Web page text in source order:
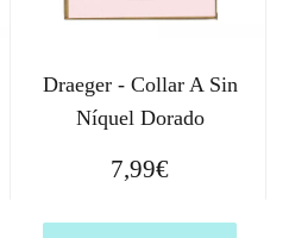
Draeger - Collar A Sin
Níquel Dorado
7,99€